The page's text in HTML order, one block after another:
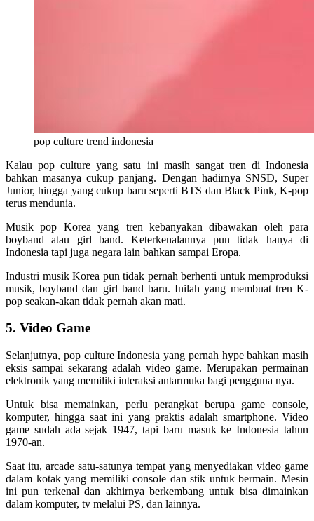
pop culture trend indonesia
Kalau pop culture yang satu ini masih sangat tren di Indonesia
bahkan masanya cukup panjang. Dengan hadirnya SNSD, Super
Junior, hingga yang cukup baru seperti BTS dan Black Pink, K-pop
terus mendunia.
Musik pop Korea yang tren kebanyakan dibawakan oleh para
boyband atau girl band. Keterkenalannya pun tidak hanya di
Indonesia tapi juga negara lain bahkan sampai Eropa.
Industri musik Korea pun tidak pernah berhenti untuk memproduksi
musik, boyband dan girl band baru. Inilah yang membuat tren K-
pop seakan-akan tidak pernah akan mati.
5. Video Game
Selanjutnya, pop culture Indonesia yang pernah hype bahkan masih
eksis sampai sekarang adalah video game. Merupakan permainan
elektronik yang memiliki interaksi antarmuka bagi pengguna nya.
Untuk bisa memainkan, perlu perangkat berupa game console,
komputer, hingga saat ini yang praktis adalah smartphone. Video
game sudah ada sejak 1947, tapi baru masuk ke Indonesia tahun
1970-an.
Saat itu, arcade satu-satunya tempat yang menyediakan video game
dalam kotak yang memiliki console dan stik untuk bermain. Mesin
ini pun terkenal dan akhirnya berkembang untuk bisa dimainkan
dalam komputer, tv melalui PS, dan lainnya.